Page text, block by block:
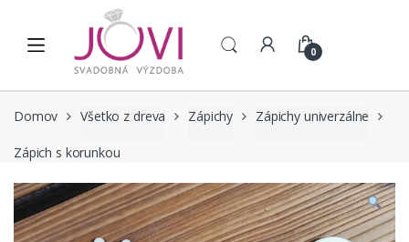
0
Domov Všetko z dreva Zápichy Zápichy univerzálne
Zápich s korunkou